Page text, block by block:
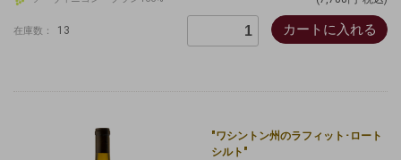
在庫数： 13 カートに入れる
"ワシントン州のラフィット･ロート
シルト"